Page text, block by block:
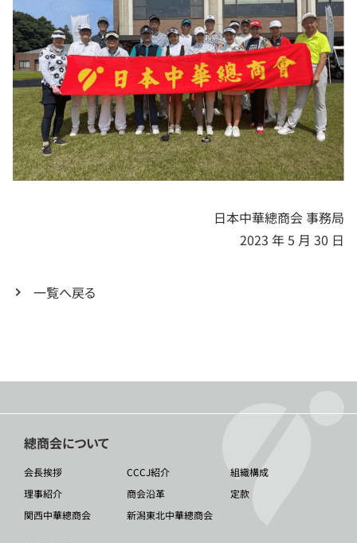
日本中華總商会 事務局
2023 年 5 月 30 日
一覧へ戻る
總商会について
会長挨拶 CCCJ紹介
組織構成
理事紹介
商会沿革
定款
関西中華總商会
新潟東北中華總商会